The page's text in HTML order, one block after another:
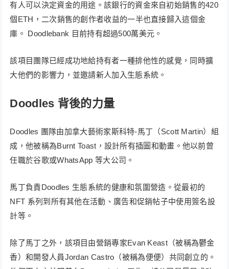
有人可以決定資金的用途。該銀行的資金來自初始銷售的420
個ETH，二次銷售的創作者收益的一半也直接歸入這個金
庫。 Doodlebank 目前持有超過500萬美元。
該項目團隊已經成功地給持有者一種排他性的感覺，同時擴
大他們的影響力，並邀請新人加入生態系統。
Doodles 背後的力量
Doodles 團隊由加拿大藝術家斯科特-馬丁（Scott Martin）組
成，他被稱為Burnt Toast，設計所有插圖和動畫。他以前曾
任職於谷歌或WhatsApp 等大公司。
馬丁負責Doodles 生態系統的健康和氛圍營造。從最初的
NFT 系列到所有其他在活動、廣告和促銷帖子中使用簽名設
計等。
除了馬丁之外，該項目由營銷專家Evan Keast（被稱為鬱金
香）和開發人員Jordan Castro（被稱為便便）共同創立的。